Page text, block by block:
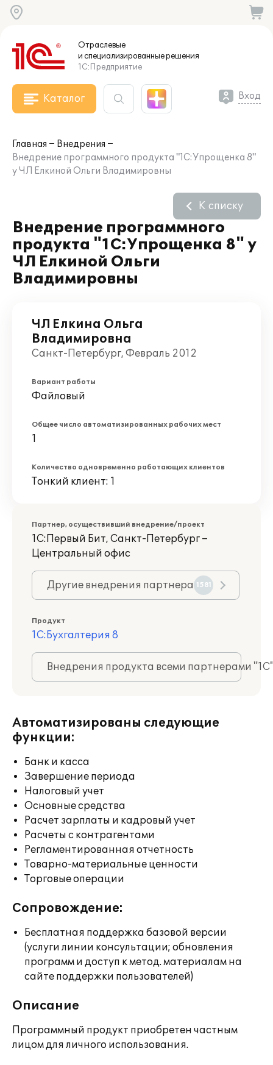
Отраслевые
и специализированныерешения
1С:Предприятие
Каталог Вход
Главная
Внедрения
Внедрение программного продукта "1С:Упрощенка 8"
у ЧЛ Елкиной Ольги Владимировны
Внедрение программного
продукта "1С:Упрощенка 8" у
ЧЛ Елкиной Ольги
Владимировны
К списку
ЧЛ Елкина Ольга
Владимировна
Санкт-Петербург, Февраль 2012
Вариант работы
Файловый
Общее число автоматизированных рабочих мест
1
Количество одновременно работающих клиентов
Тонкий клиент: 1
Партнер, осуществивший внедрение/проект
1С:Первый Бит, Санкт-Петербург –
Центральный офис
Другие внедрения партнера 1581
Продукт
1С:Бухгалтерия 8
Внедрения продукта всеми партнерами
Автоматизированы следующие
функции:
Банк и касса
Завершение периода
Налоговый учет
Основные средства
Расчет зарплаты и кадровый учет
Расчеты с контрагентами
Регламентированная отчетность
Товарно-материальные ценности
Торговые операции
Сопровождение:
Бесплатная поддержка базовой версии
(услуги линии консультации; обновления
программ и доступ к метод. материалам на
сайте поддержки пользователей)
Описание
Программный продукт приобретен частным
лицом для личного использования.